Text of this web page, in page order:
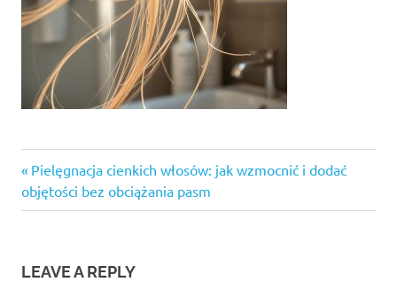
Nawigacja
wpisu
Previous
Post:
Pielęgnacja cienkich włosów: jak wzmocnić i dodać
objętości bez obciążania pasm
LEAVE A REPLY